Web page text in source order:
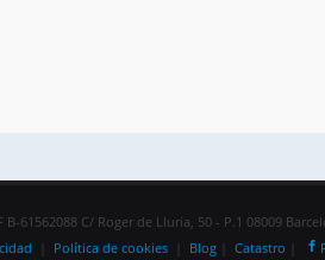
B-61562088 C/ Roger de Lluria, 50 - P.1 08009
Política de cookies Blog Catastro